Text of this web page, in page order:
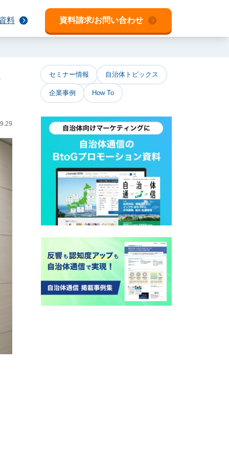
料 資料請求/お問い合わせ
セミナー情報 自治体トピックス
企業事例 How To